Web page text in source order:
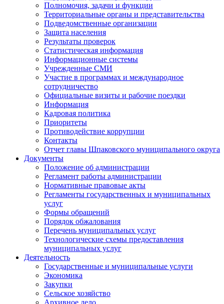
Полномочия, задачи и функции
Территориальные органы и представительства
Подведомственные организации
Защита населения
Результаты проверок
Статистическая информация
Информационные системы
Учрежденные СМИ
Участие в программах и международное
сотрудничество
Официальные визиты и рабочие поездки
Информация
Кадровая политика
Приоритеты
Противодействие коррупции
Контакты
Отчет главы Шпаковского муниципального округа
Документы
Положение об администрации
Регламент работы администрации
Нормативные правовые акты
Регламенты государственных и муниципальных
услуг
Формы обращений
Порядок обжалования
Перечень муниципальных услуг
Технологические схемы предоставления
муниципальных услуг
Деятельность
Государственные и муниципальные услуги
Экономика
Закупки
Сельское хозяйство